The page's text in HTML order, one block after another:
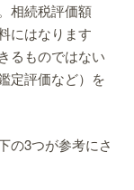
相続税評価額
にはなります
るものではない
定評価など）を
の3つが参考にさ